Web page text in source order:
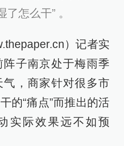
了怎么干” 。
）记者实
子南京处于梅雨季
，商家针对很多市
的“痛点”而推出的活
实际效果远不如预